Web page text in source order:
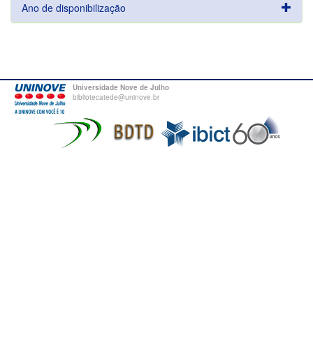
Ano de disponibilização
Universidade Nove de Julho
bibliotecatede@uninove.br